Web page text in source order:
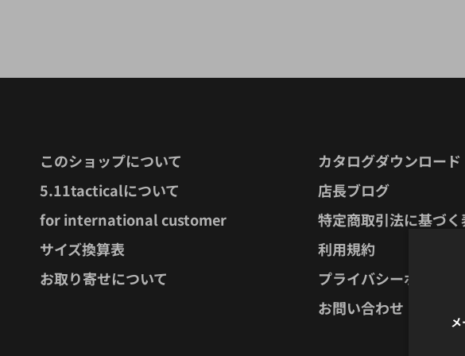
このショップについて
5.11tacticalについて
for international customer
サイズ換算表
お取り寄せについて
カタログダウンロード
店長ブログ
特定商取引法に基づく
利用規約
プライバシーポリシー
お問い合わせ